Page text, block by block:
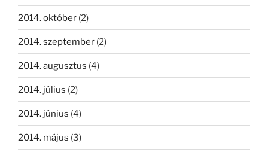
2014. október (2)
2014. szeptember (2)
2014. augusztus (4)
2014. július (2)
2014. június (4)
2014. május (3)